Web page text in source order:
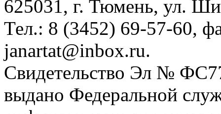
625031, г. Тюмень, ул.
Тел.: 8 (3452) 69-57-60,
janartat@inbox.ru.
Свидетельство Эл №
выдано Федеральной